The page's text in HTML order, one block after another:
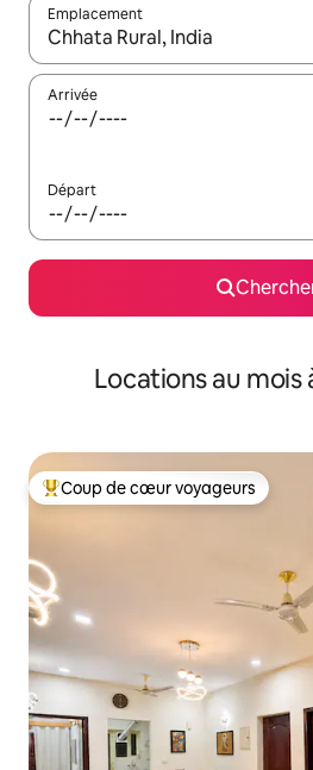
Emplacement
Quand les résultats sont affichés,
Arrivée
Départ
Locations au
Coup de cœur voyageurs parmi les
Coup de cœur voyageurs